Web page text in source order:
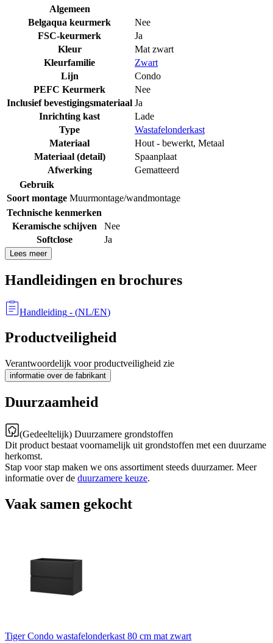
Algemeen
Belgaqua keurmerk
Nee
FSC-keurmerk
Ja
Kleur
Mat zwart
Kleurfamilie
Zwart
Lijn
Condo
PEFC Keurmerk
Nee
Inclusief bevestigingsmateriaal Ja
Inrichting kast
Lade
Type
Wastafelonderkast
Materiaal
Hout - bewerkt, Metaal
Materiaal (detail)
Spaanplaat
Afwerking
Gematteerd
Gebruik
Soort montage Muurmontage/wandmontage
Technische kenmerken
Keramische schijven
Nee
Softclose
Ja
Lees meer
Handleidingen en brochures
Handleiding - (NL/EN)
Productveiligheid
Verantwoordelijk voor productveiligheid zie
informatie over de fabrikant
Duurzaamheid
(Gedeeltelijk) Duurzamere grondstoffen
Dit product bestaat voornamelijk uit grondstoffen met een duurzame
herkomst.
Stap voor stap maken we ons assortiment steeds duurzamer. Meer
informatie over de duurzamere keuze.
Vaak samen gekocht
Tiger Condo wastafelonderkast 80 cm mat zwart